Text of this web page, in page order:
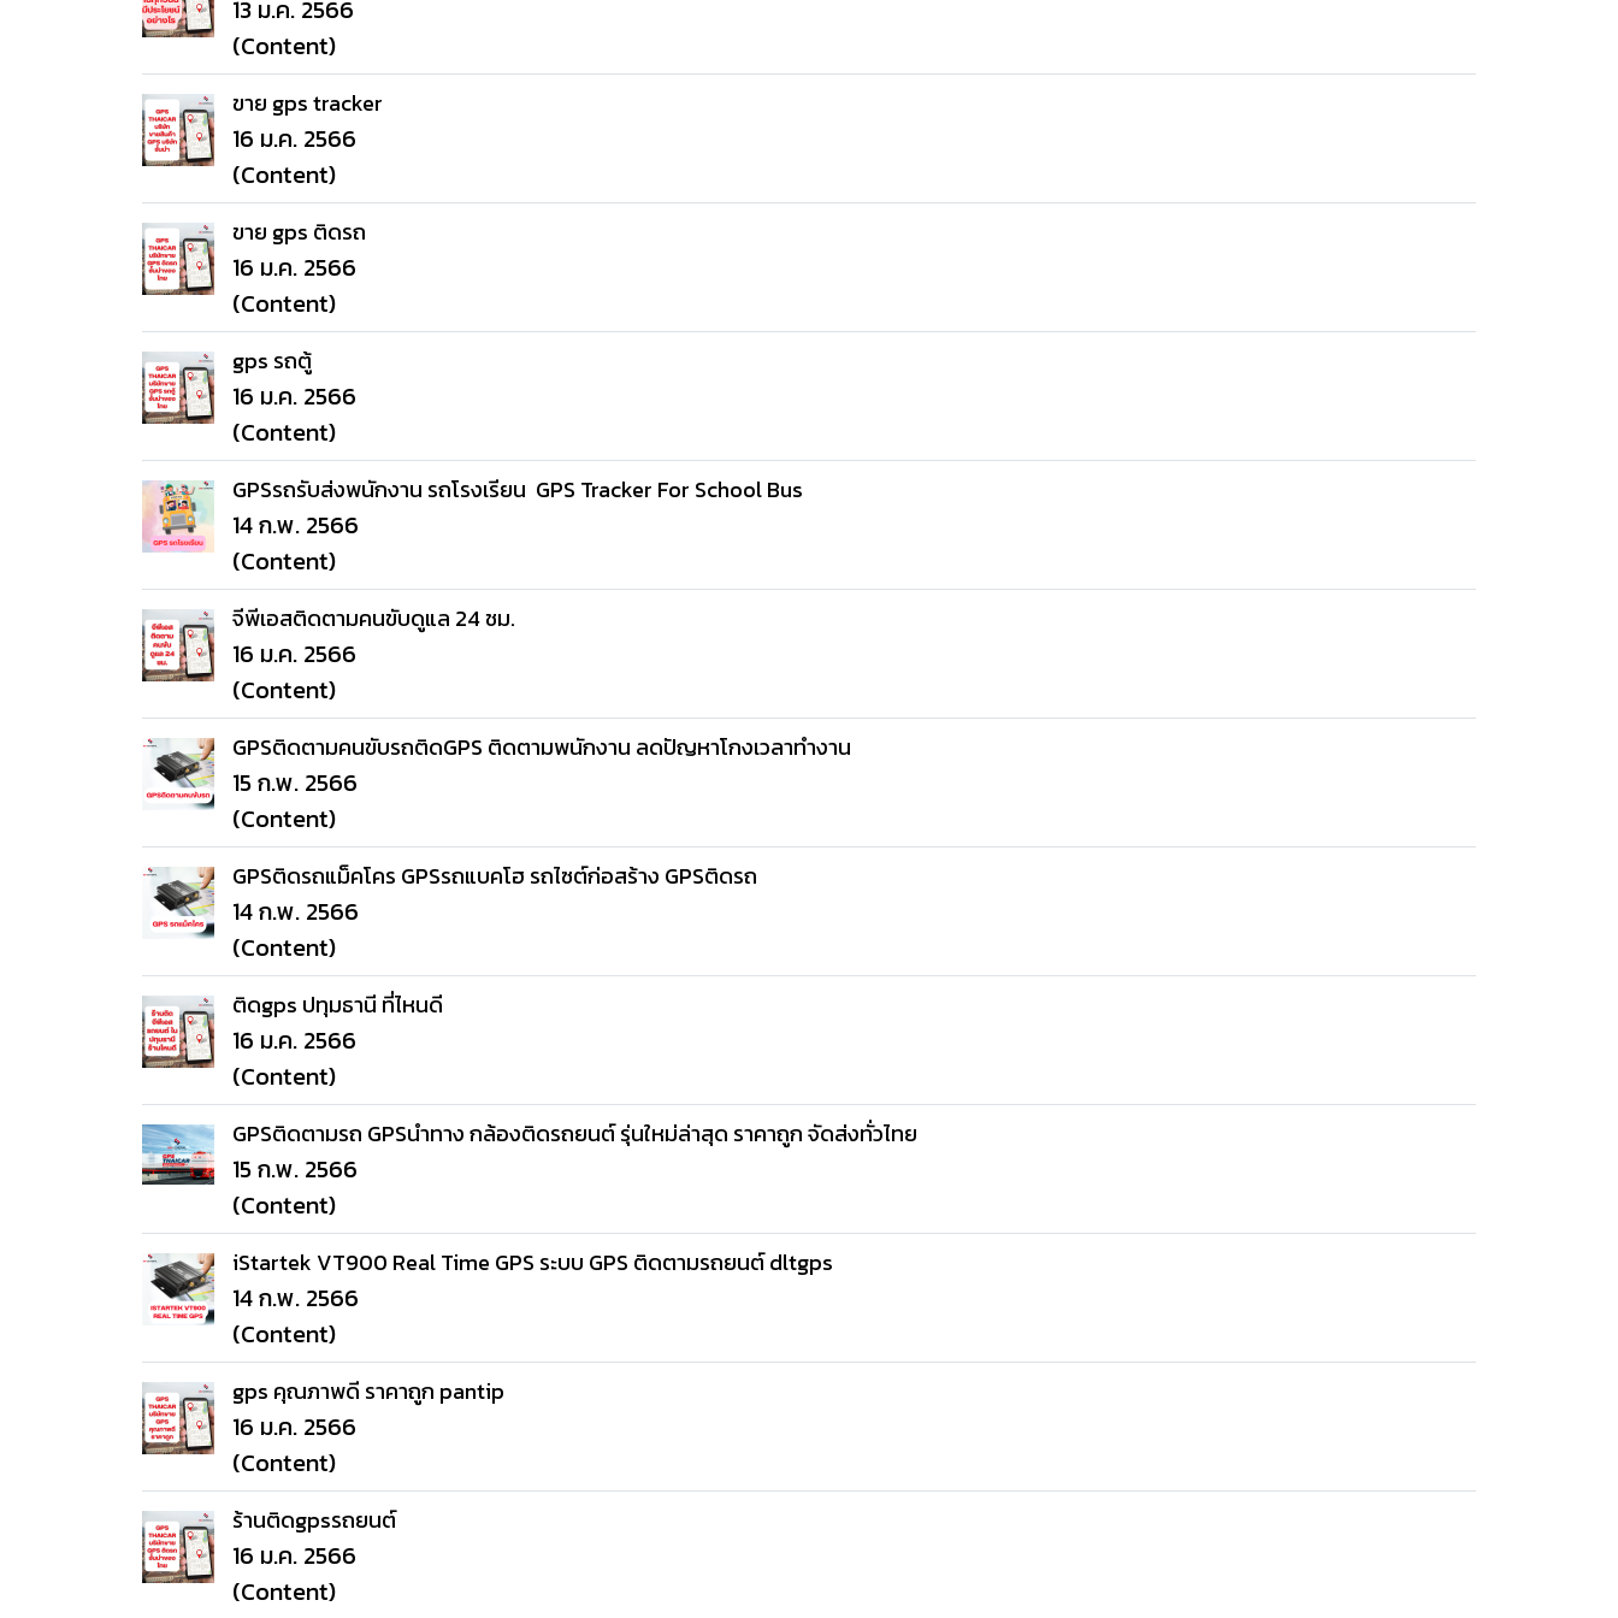
13 ม.ค. 2566
(Content)
ขาย gps tracker
16 ม.ค. 2566
(Content)
ขาย gps ติดรถ
16 ม.ค. 2566
(Content)
gps รถตู้
16 ม.ค. 2566
(Content)
GPSรถรับส่งพนักงาน รถโรงเรียน GPS Tracker For School Bus
14 ก.พ. 2566
(Content)
จีพีเอสติดตามคนขับดูแล 24 ชม.
16 ม.ค. 2566
(Content)
GPSติดตามคนขับรถติดGPS ติดตามพนักงาน ลดปัญหาโกงเวลาทำงาน
15 ก.พ. 2566
(Content)
GPSติดรถแม็คโคร GPSรถแบคโฮ รถไซต์ก่อสร้าง GPSติดรถ
14 ก.พ. 2566
(Content)
ติดgps ปทุมธานี ที่ไหนดี
16 ม.ค. 2566
(Content)
GPSติดตามรถ GPSนำทาง กล้องติดรถยนต์ รุ่นใหม่ล่าสุด ราคาถูก จัดส่งทั่วไทย
15 ก.พ. 2566
(Content)
iStartek VT900 Real Time GPS ระบบ GPS ติดตามรถยนต์ dltgps
14 ก.พ. 2566
(Content)
gps คุณภาพดี ราคาถูก pantip
16 ม.ค. 2566
(Content)
ร้านติดgpsรถยนต์
16 ม.ค. 2566
(Content)